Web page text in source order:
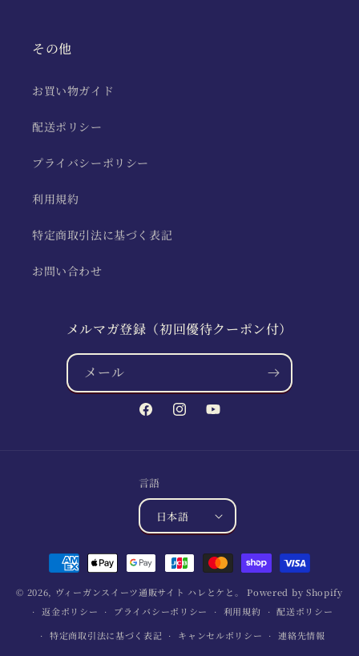
その他
お買い物ガイド
配送ポリシー
プライバシーポリシー
利用規約
特定商取引法に基づく表記
お問い合わせ
メルマガ登録（初回優待クーポン付）
メール
FacebookInstagramYouTube
言語
日本語
決
済
方
法
© 2026, ヴィーガンスイーツ通販サイト ハレとケと。
Powered by Shopify
返金ポリシー
プライバシーポリシー 利用規約
配送ポリシー
特定商取引法に基づく表記
キャンセルポリシー 連絡先情報